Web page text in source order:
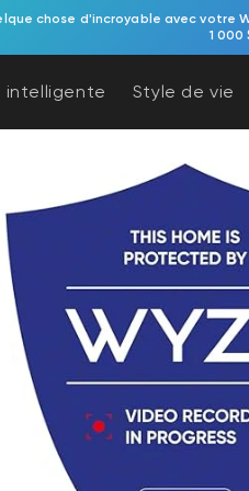
chose d'incroyable avec votre
1 000
intelligente Style de vie